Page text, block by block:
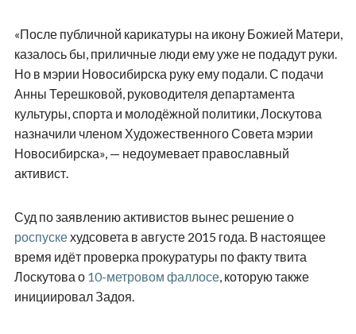
«После публичной карикатуры на икону Божией Матери,
казалось бы, приличные люди ему уже не подадут руки.
Но в мэрии Новосибирска руку ему подали. С подачи
Анны Терешковой, руководителя департамента
культуры, спорта и молодёжной политики, Лоскутова
назначили членом Художественного Совета мэрии
Новосибирска», — недоумевает православный
активист.
Суд по заявлению активистов вынес решение о
роспускехудсовета в августе 2015 года. В настоящее
время идёт проверка прокуратуры по факту твита
Лоскутова о 10-метровом фаллосе, которую также
инициировал Задоя.